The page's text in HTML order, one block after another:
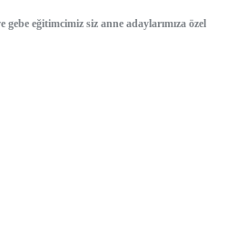
eğitimcimiz siz anne adaylarımıza özel